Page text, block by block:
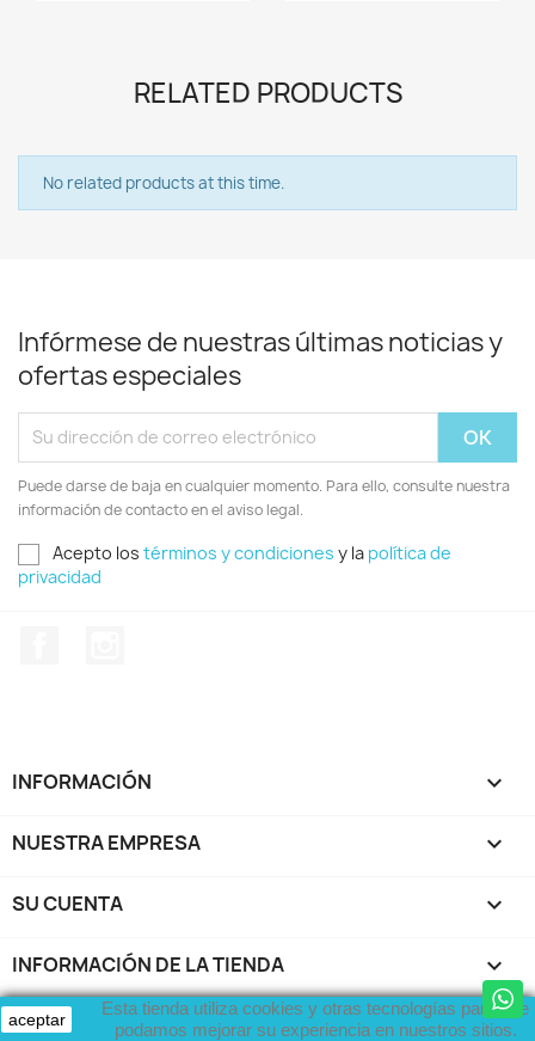
RELATED PRODUCTS
No related products at this time.
Infórmese de nuestras últimas noticias y
ofertas especiales
Puede darse de baja en cualquier momento. Para ello, consulte nuestra
información de contacto en el aviso legal.
Acepto los términos y condiciones y la política de
privacidad
INFORMACIÓN 
NUESTRA EMPRESA 
SU CUENTA 
INFORMACIÓN DE LA TIENDA keyboard_arrow_down
aceptar
Esta tienda utiliza cookies y otras tecnologías para que
podamos mejorar su experiencia en nuestros sitios.
© 2026 - Vespaclassic. Todos los derechos reservados.